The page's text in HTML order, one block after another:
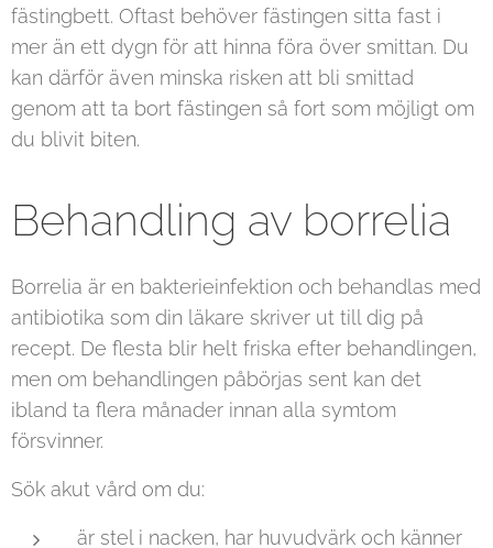
fästingbett. Oftast behöver fästingen sitta fast i
mer än ett dygn för att hinna föra över smittan. Du
kan därför även minska risken att bli smittad
genom att ta bort fästingen så fort som möjligt om
du blivit biten.
Behandling av borrelia
Borrelia är en bakterieinfektion och behandlas med
antibiotika som din läkare skriver ut till dig på
recept. De flesta blir helt friska efter behandlingen,
men om behandlingen påbörjas sent kan det
ibland ta flera månader innan alla symtom
försvinner.
Sök akut vård om du:
är stel i nacken, har huvudvärk och känner